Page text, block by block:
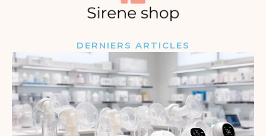
DERNIERS ARTICLES